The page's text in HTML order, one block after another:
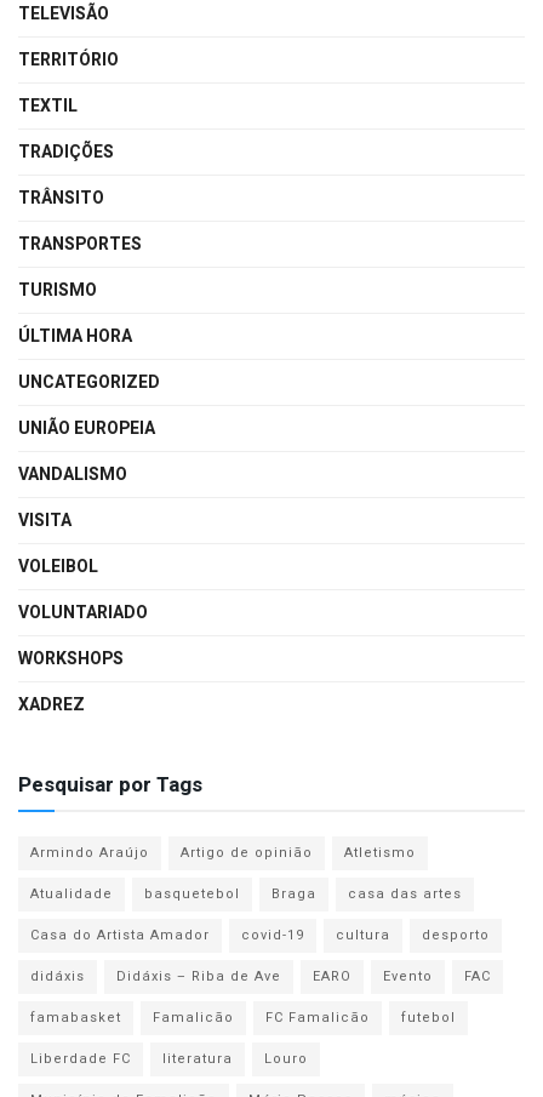
TELEVISÃO
TERRITÓRIO
TEXTIL
TRADIÇÕES
TRÂNSITO
TRANSPORTES
TURISMO
ÚLTIMA HORA
UNCATEGORIZED
UNIÃO EUROPEIA
VANDALISMO
VISITA
VOLEIBOL
VOLUNTARIADO
WORKSHOPS
XADREZ
Pesquisar por Tags
Armindo Araújo Artigo de opinião
Atletismo
Atualidade
basquetebol Braga
casa das artes
Casa do Artista Amador
covid-19 cultura
desporto
didáxis
Didáxis – Riba de Ave EARO Evento
FAC
famabasket
Famalicão FC Famalicão
futebol
Liberdade FC
literatura
Louro